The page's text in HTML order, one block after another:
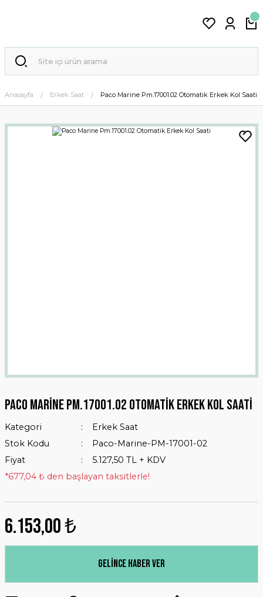
Anasayfa Erkek Saat Paco Marine Pm.17001.02 Otomatik Erkek Kol Saati
Paco Marine Pm.17001.02 Otomatik Erkek Kol Saati
Kategori
Erkek Saat
Stok Kodu
Paco-Marine-PM-17001-02
Fiyat
5.127,50 TL + KDV
*677,04 ₺ den başlayan taksitlerle!
6.153,00 ₺
Gelince Haber Ver